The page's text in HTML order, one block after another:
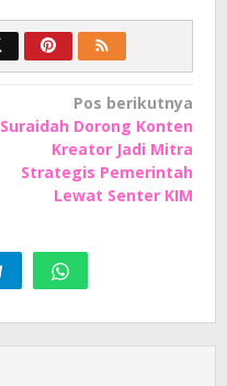
Pos berikutnya
Suraidah Dorong Konten
Kreator Jadi Mitra
Strategis Pemerintah
Lewat Senter KIM